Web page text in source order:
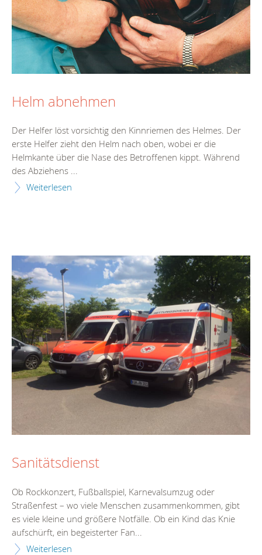
Helm abnehmen
Der Helfer löst vorsichtig den Kinnriemen des Helmes. Der
erste Helfer zieht den Helm nach oben, wobei er die
Helmkante über die Nase des Betroffenen kippt. Während
des Abziehens ...
Weiterlesen
Sanitätsdienst
Ob Rockkonzert, Fußballspiel, Karnevalsumzug oder
Straßenfest – wo viele Menschen zusammenkommen, gibt
es viele kleine und größere Notfälle. Ob ein Kind das Knie
aufschürft, ein begeisterter Fan...
Weiterlesen